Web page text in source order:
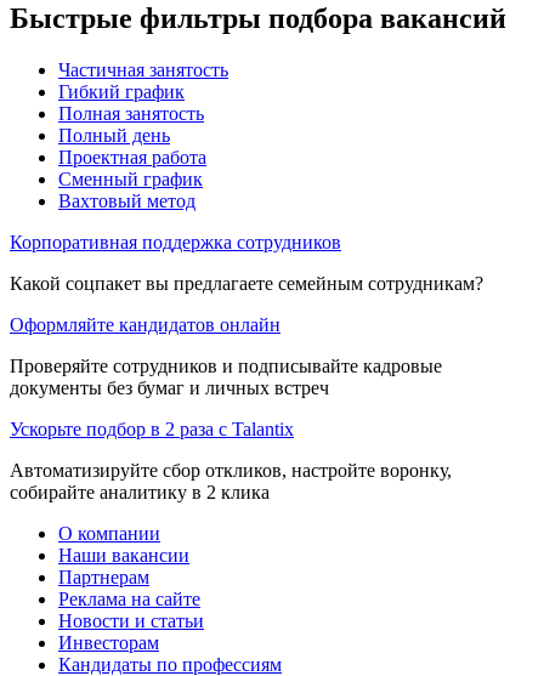
Быстрые фильтры подбора вакансий
Частичная занятость
Гибкий график
Полная занятость
Полный день
Проектная работа
Сменный график
Вахтовый метод
Корпоративная поддержка сотрудников
Какой соцпакет вы предлагаете семейным сотрудникам?
Оформляйте кандидатов онлайн
Проверяйте сотрудников и подписывайте кадровые
документы без бумаг и личных встреч
Ускорьте подбор в 2 раза с Talantix
Автоматизируйте сбор откликов, настройте воронку,
собирайте аналитику в 2 клика
О компании
Наши вакансии
Партнерам
Реклама на сайте
Новости и статьи
Инвесторам
Кандидаты по профессиям